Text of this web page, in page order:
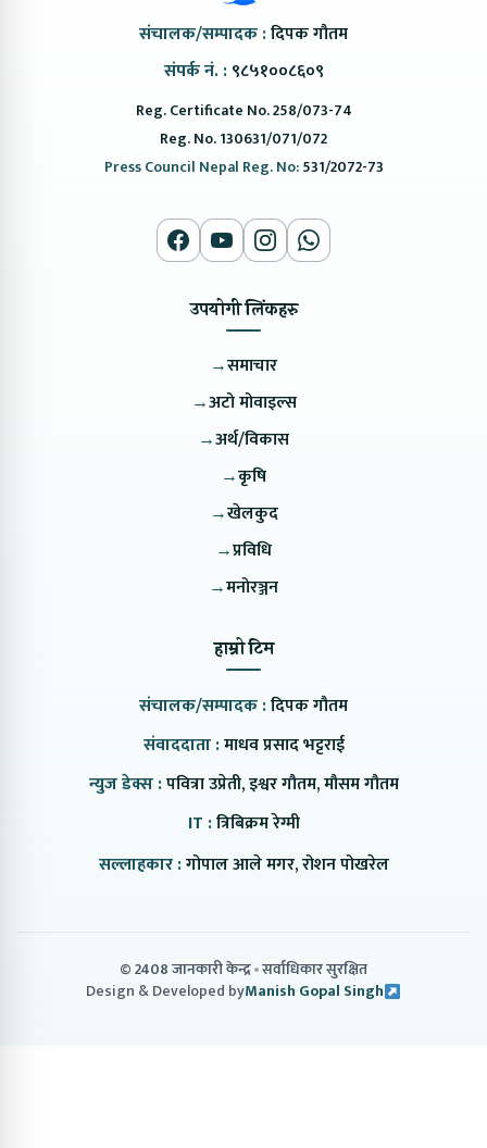
संचालक/सम्पादक :दिपक गौतम
संपर्क नं. : ९८५१००८६०९
Reg. Certificate No. 258/073-74
Reg. No. 130631/071/072
Press Council Nepal Reg. No:531/2072-73
उपयोगी लिंकहरु
→समाचार
→अटो मोवाइल्स
→अर्थ/विकास
→कृषि
→खेलकुद
→प्रविधि
→मनोरञ्जन
हाम्रो टिम
संचालक/सम्पादक :दिपक गौतम
संवाददाता :माधव प्रसाद भट्टराई
न्युज डेक्स :पवित्रा उप्रेती, इश्वर गौतम, मौसम गौतम
IT :त्रिबिक्रम रेग्मी
सल्लाहकार :गोपाल आले मगर, रोशन पोखरेल
© 2408 जानकारी केन्द्र सर्वाधिकार सुरक्षित
Design & Developed byManish Gopal Singh